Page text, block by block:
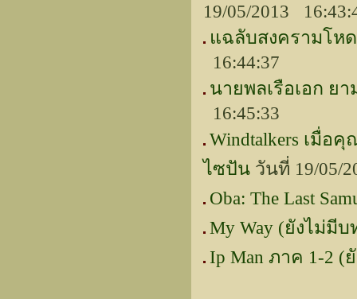
19/05/2013
แฉลับสงครามโหด
16:44:37
นายพลเรือเอก ย
16:45:33
Windtalkers เมื่อ
ไซปัน วันที่ 19/05/
Oba: The Last
My Way (ยังไม่มี
Ip Man ภาค 1-2